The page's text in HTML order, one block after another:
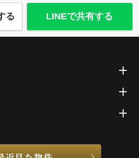
る LINEで共有する